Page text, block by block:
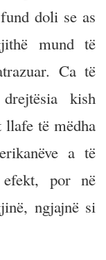
doli se as
mund të
Ca të
kish
të mëdha
a të
efekt, por në
ngjajnë si